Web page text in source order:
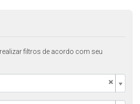
filtros de acordo com seu
×